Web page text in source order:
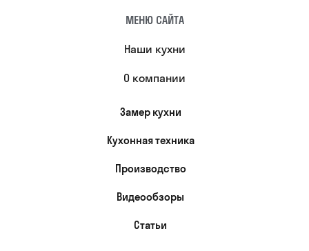
МЕНЮ САЙТА
Наши кухни
О компании
Замер кухни
Кухонная техника
Производство
Видеообзоры
Статьи